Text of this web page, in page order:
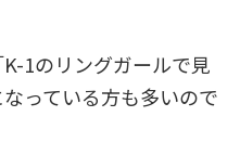
1のリングガールで見
っている方も多いので